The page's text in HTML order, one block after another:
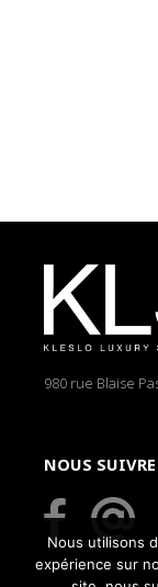
980 rue Blaise
NOUS SUIVRE
Nous utilisons
expérience sur